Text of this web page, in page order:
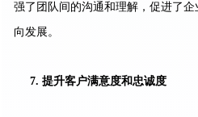
强了团队间的沟通和理解，促进了
向发展。
7. 提升客户满意度和忠诚度